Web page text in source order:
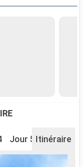
Jour 5 Jour 6
Itinéraire